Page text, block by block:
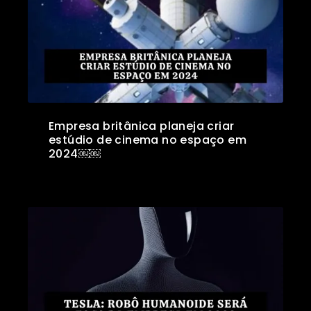
Empresa britânica planeja criar
estúdio de cinema no espaço em
2024￼￼